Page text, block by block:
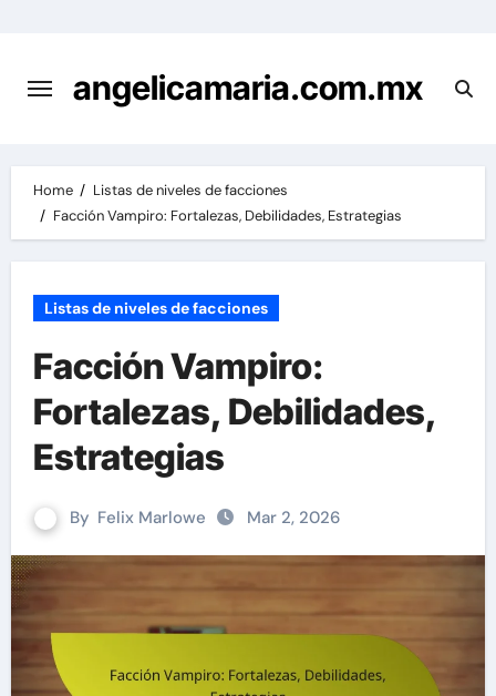
content
angelicamaria.com.mx
Home
Listas de niveles de facciones
Facción Vampiro: Fortalezas, Debilidades, Estrategias
Listas de niveles de facciones
Facción Vampiro:
Fortalezas, Debilidades,
Estrategias
By Felix Marlowe Mar 2, 2026